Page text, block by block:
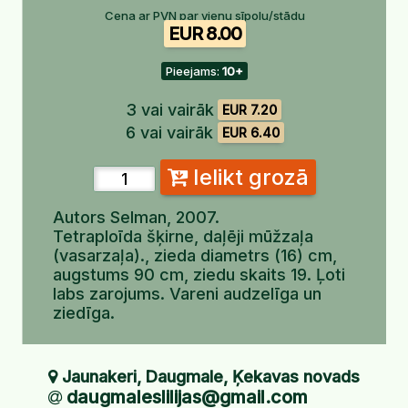
Cena ar PVN par vienu sīpolu/stādu
EUR 8.00
Pieejams: 10+
3 vai vairāk EUR 7.20
6 vai vairāk EUR 6.40
Ielikt grozā
Autors Selman, 2007.
Tetraploīda šķirne, daļēji mūžzaļa
(vasarzaļa)., zieda diametrs (16) cm,
augstums 90 cm, ziedu skaits 19. Ļoti
labs zarojums. Vareni audzelīga un
ziedīga.
Jaunakeri, Daugmale, Ķekavas novads
daugmaleslilijas@gmail.com